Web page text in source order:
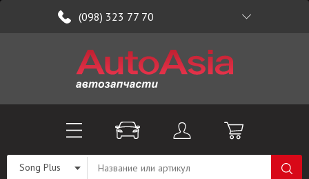
(098) 323 77 70
Song Plus